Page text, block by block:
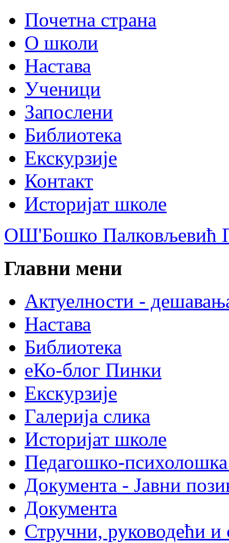
Почетна страна
О школи
Настава
Ученици
Запослени
Библиотека
Екскурзије
Контакт
Историјат школе
ОШ'Бошко Палковљевић
Главни мени
Актуелности -
Настава
Библиотека
еКо-блог Пинки
Екскурзије
Галерија слика
Историјат школе
Педагошко-психолошка
Документа - Јавни
Документа
Стручни, руководећи и